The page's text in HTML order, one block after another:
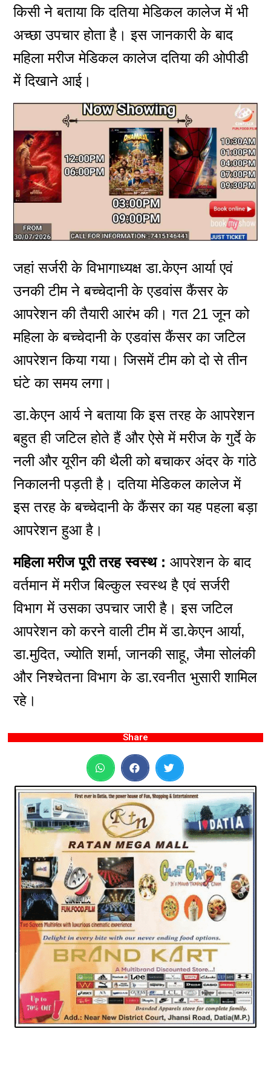
किसी ने बताया कि दतिया मेडिकल कालेज में भी
अच्छा उपचार होता है। इस जानकारी के बाद
महिला मरीज मेडिकल कालेज दतिया की ओपीडी
में दिखाने आई।
जहां सर्जरी के विभागाध्यक्ष डा.केएन आर्या एवं
उनकी टीम ने बच्चेदानी के एडवांस कैंसर के
आपरेशन की तैयारी आरंभ की। गत 21 जून को
महिला के बच्चेदानी के एडवांस कैंसर का जटिल
आपरेशन किया गया। जिसमें टीम को दो से तीन
घंटे का समय लगा।
डा.केएन आर्य ने बताया कि इस तरह के आपरेशन
बहुत ही जटिल होते हैं और ऐसे में मरीज के गुर्दे के
नली और यूरीन की थैली को बचाकर अंदर के गांठे
निकालनी पड़ती है। दतिया मेडिकल कालेज में
इस तरह के बच्चेदानी के कैंसर का यह पहला बड़ा
आपरेशन हुआ है।
महिला मरीज पूरी तरह स्वस्थ : आपरेशन के बाद
वर्तमान में मरीज बिल्कुल स्वस्थ है एवं सर्जरी
विभाग में उसका उपचार जारी है। इस जटिल
आपरेशन को करने वाली टीम में डा.केएन आर्या,
डा.मुदित, ज्योति शर्मा, जानकी साहू, जैमा सोलंकी
और निश्चेतना विभाग के डा.रवनीत भुसारी शामिल
रहे।
Share